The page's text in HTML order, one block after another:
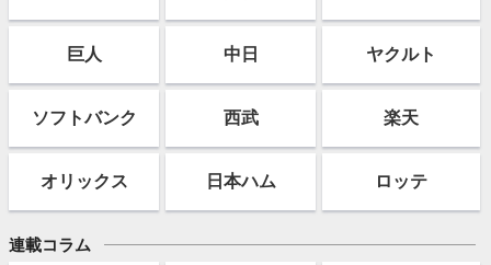
巨人 中日 ヤクルト
ソフトバンク 西武 楽天
オリックス 日本ハム ロッテ
連載コラム